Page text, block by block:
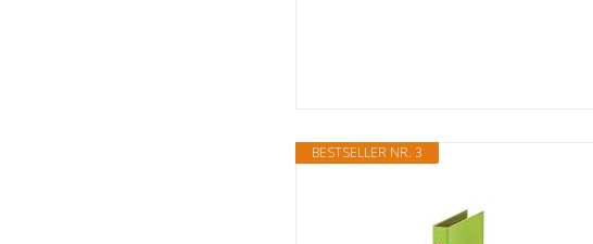
BESTSELLER NR. 3